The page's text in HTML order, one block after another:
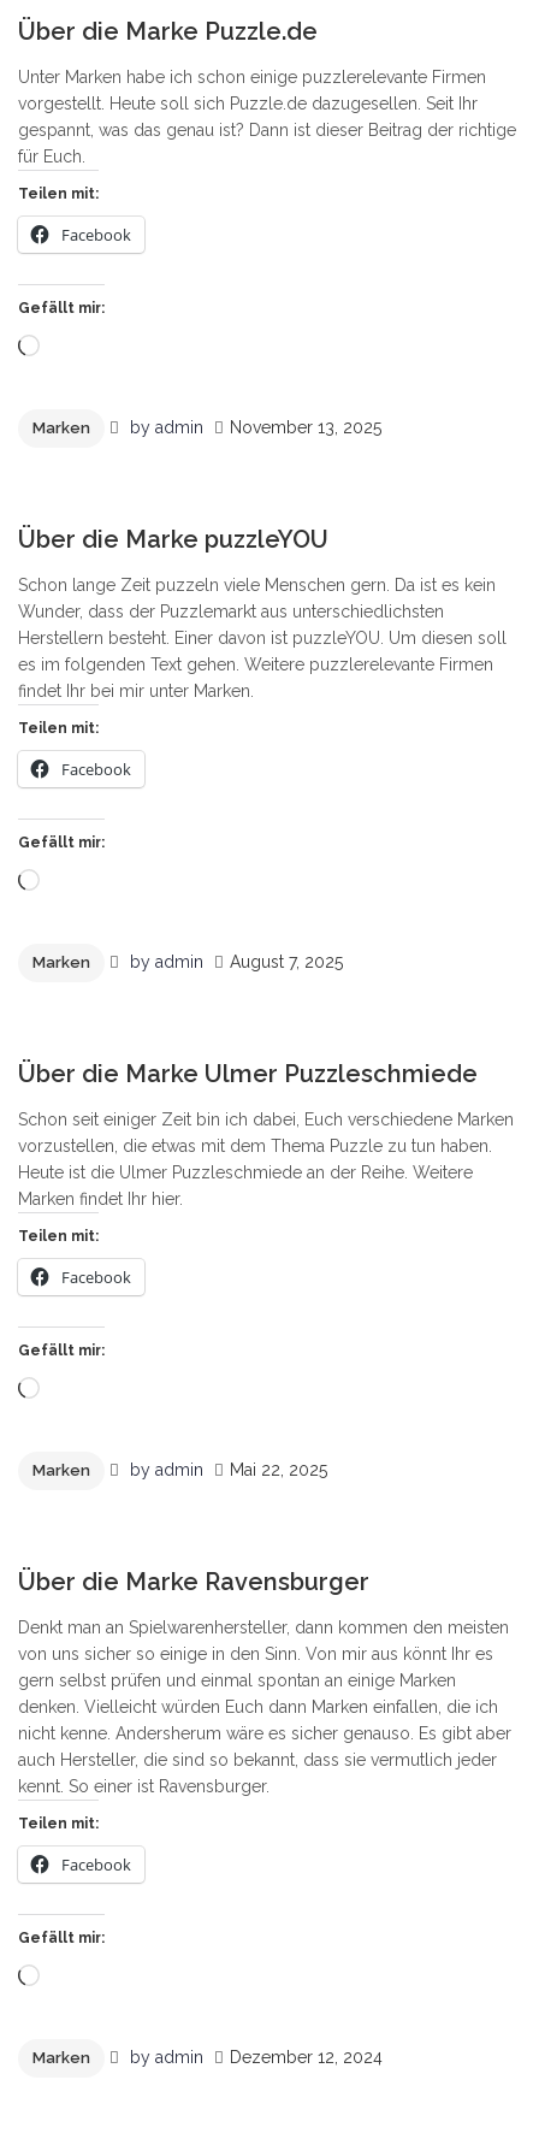
Über die Marke Puzzle.de
Unter Marken habe ich schon einige puzzlerelevante Firmen
vorgestellt. Heute soll sich Puzzle.de dazugesellen. Seit Ihr
gespannt, was das genau ist? Dann ist dieser Beitrag der richtige
für Euch.
Teilen mit:
Facebook
Gefällt mir:
Wird
Marken by admin November 13, 2025
Über die Marke puzzleYOU
Schon lange Zeit puzzeln viele Menschen gern. Da ist es kein
Wunder, dass der Puzzlemarkt aus unterschiedlichsten
Herstellern besteht. Einer davon ist puzzleYOU. Um diesen soll
es im folgenden Text gehen. Weitere puzzlerelevante Firmen
findet Ihr bei mir unter Marken.
Teilen mit:
Facebook
Gefällt mir:
Wird
Marken by admin August 7, 2025
Über die Marke Ulmer Puzzleschmiede
Schon seit einiger Zeit bin ich dabei, Euch verschiedene Marken
vorzustellen, die etwas mit dem Thema Puzzle zu tun haben.
Heute ist die Ulmer Puzzleschmiede an der Reihe. Weitere
Marken findet Ihr hier.
Teilen mit:
Facebook
Gefällt mir:
Wird
Marken by admin Mai 22, 2025
Über die Marke Ravensburger
Denkt man an Spielwarenhersteller, dann kommen den meisten
von uns sicher so einige in den Sinn. Von mir aus könnt Ihr es
gern selbst prüfen und einmal spontan an einige Marken
denken. Vielleicht würden Euch dann Marken einfallen, die ich
nicht kenne. Andersherum wäre es sicher genauso. Es gibt aber
auch Hersteller, die sind so bekannt, dass sie vermutlich jeder
kennt. So einer ist Ravensburger.
Teilen mit:
Facebook
Gefällt mir:
Wird
Marken by admin Dezember 12, 2024